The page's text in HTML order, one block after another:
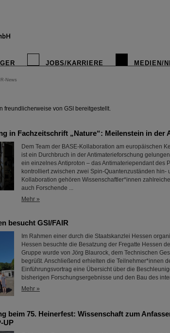
JOBS/KARRIERE MEDIEN/
News
freundlicherweise von GSI bereitgestellt.
in Fachzeitschrift „Nature“: Meilenstein in der
Dem Team der BASE-Kollaboration am europäischen
ist ein Durchbruch in der Antimaterieforschung
ein einzelnes Antiproton – das Antimateriependant des
kontrolliert zwischen zwei Spin-Quantenzuständen hin-
Kollaboration gehören Wissenschaftler*innen
auch Forschende ...
Mehr »
besucht GSI/FAIR
Im Rahmen einer durch die Staatskanzlei Hessen
Hessen besuchte die Besatzung der Fregatte Hessen
Gruppe wurde von Jörg Blaurock, dem Technischen
begrüßt. Anschließend erhielten die Teilnehmer*innen
Einführungsvortrag eine Übersicht über die
bisherigen Forschungsergebnisse und den Bau des
Mehr »
beim 75. Heinerfest: Wissenschaft zum
UP